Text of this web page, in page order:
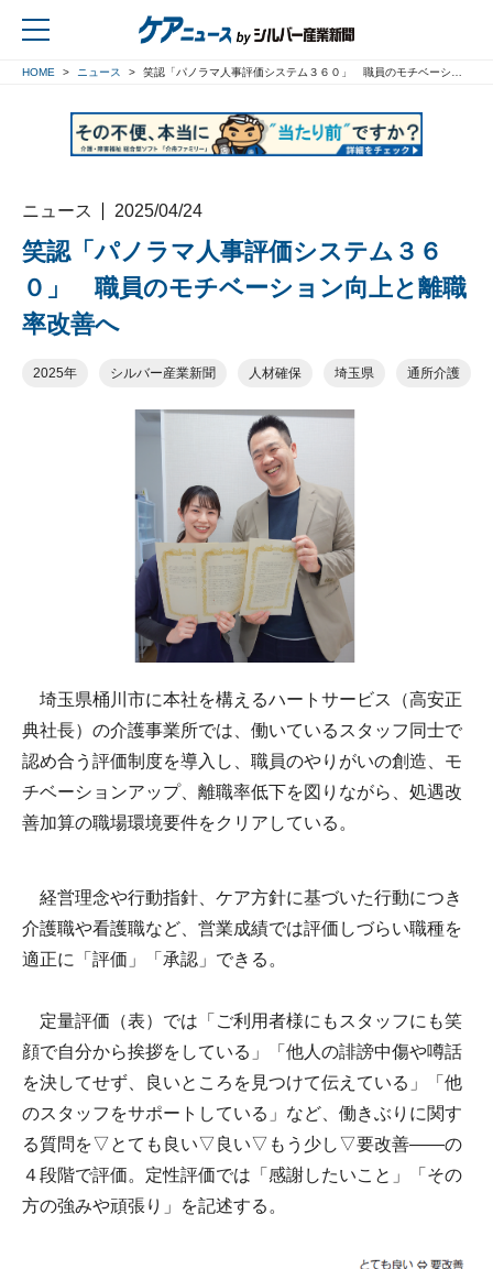
HOME ニュース 笑認「パノラマ人事評価システム３６０」 職員のモチベーション向上と離職率改善へ
ニュース 2025/04/24
笑認「パノラマ人事評価システム３６
０」 職員のモチベーション向上と離職
率改善へ
2025年 シルバー産業新聞 人材確保 埼玉県 通所介護
埼玉県桶川市に本社を構えるハートサービス（高安正
典社長）の介護事業所では、働いているスタッフ同士で
認め合う評価制度を導入し、職員のやりがいの創造、モ
チベーションアップ、離職率低下を図りながら、処遇改
善加算の職場環境要件をクリアしている。
経営理念や行動指針、ケア方針に基づいた行動につき
介護職や看護職など、営業成績では評価しづらい職種を
適正に「評価」「承認」できる。
定量評価（表）では「ご利用者様にもスタッフにも笑
顔で自分から挨拶をしている」「他人の誹謗中傷や噂話
を決してせず、良いところを見つけて伝えている」「他
のスタッフをサポートしている」など、働きぶりに関す
る質問を▽とても良い▽良い▽もう少し▽要改善――の
４段階で評価。定性評価では「感謝したいこと」「その
方の強みや頑張り」を記述する。